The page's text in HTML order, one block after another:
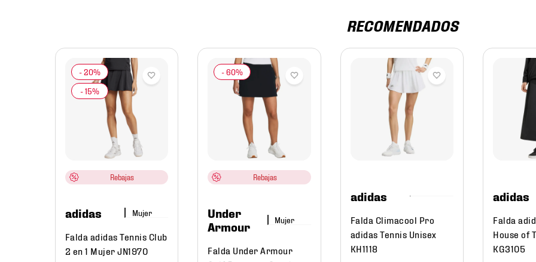
RECOMENDADOS
Rebajas
adidas Mujer
Falda adidas Tennis Club
2 en 1 Mujer JN1970
Rebajas
Under
Armour
Mujer
Falda Under Armour
adidas
Falda Climacool Pro
adidas Tennis Unisex
KH1118
adidas
Falda
House of
KG3105